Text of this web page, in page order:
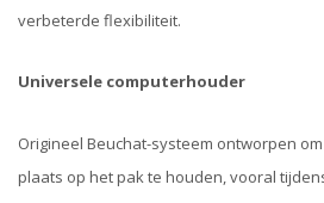
verbeterde flexibiliteit.
Universele computerhouder
Origineel Beuchat-systeem ontworpen
plaats op het pak te houden, vooral